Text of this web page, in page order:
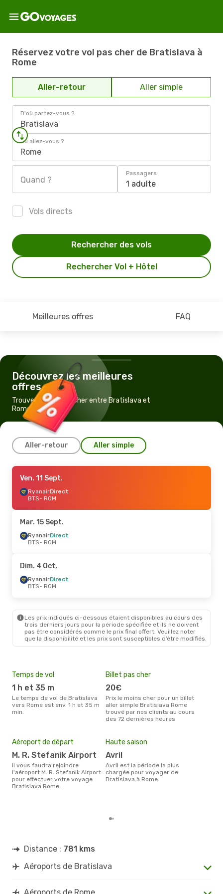
Réservez votre vol pas cher de Bratislava à
Rome
Aller-retour Aller simple
D'où partez-vous ?
Bratislava
Où allez-vous ?
Rome
Quand ?
Passagers
1 adulte
Vols directs
Rechercher Vol + Hôtel
Rechercher des vols
Meilleures offres FAQ
Découvrez les meilleures
offres
Trouvez un vol pas cher entre Bratislava et
Rome
Aller-retour Aller simple
Sam. 5 Sept.
RyanairDirect
BTS- ROM
ROM- BTS
Ven. 11 Sept.
RyanairDirect
BTS- ROM
Mar. 15 Sept.
RyanairDirect
BTS- ROM
Dim. 4 Oct.
RyanairDirect
BTS- ROM
Les prix indiqués ci-dessous étaient disponibles au cours des
trois derniers jours pour la période spécifiée et ils ne doivent
pas être considérés comme le prix final offert. Veuillez noter
que la disponibilité et les prix sont susceptibles d’être modifiés.
Temps de vol
1 h et 35 m
Le temps de vol de Bratislava
vers Rome est env. 1 h et 35 m
min.
Billet pas cher
20€
Prix le moins cher pour un billet
aller simple Bratislava Rome
trouvé par nos clients au cours
des 72 dernières heures
Aéroport de départ
M. R. Stefanik Airport
Il vous faudra rejoindre
l'aéroport M. R. Stefanik Airport
pour effectuer votre voyage
Bratislava Rome.
Haute saison
avril
avril est la période la plus
chargée pour voyager de
Bratislava à Rome.
Distance : 781 kms
Aéroports de Bratislava